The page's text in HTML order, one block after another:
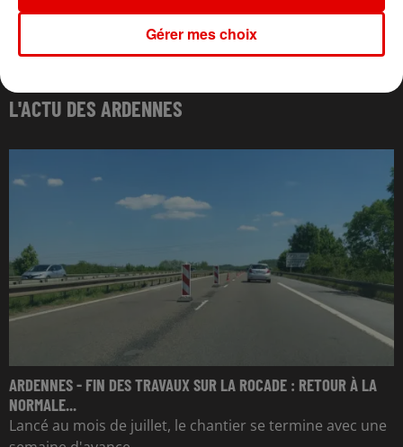
L'ACTU DES ARDENNES
ARDENNES - FIN DES TRAVAUX SUR LA ROCADE : RETOUR À LA
NORMALE...
Lancé au mois de juillet, le chantier se termine avec une
Gérer mes choix